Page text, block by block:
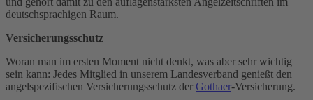
deutschsprachigen Raum.
Versicherungsschutz
Woran man im ersten Moment nicht denkt, was aber sehr wichtig
sein kann: Jedes Mitglied in unserem Landesverband genießt den
angelspezifischen Versicherungsschutz der Gothaer-Versicherung.